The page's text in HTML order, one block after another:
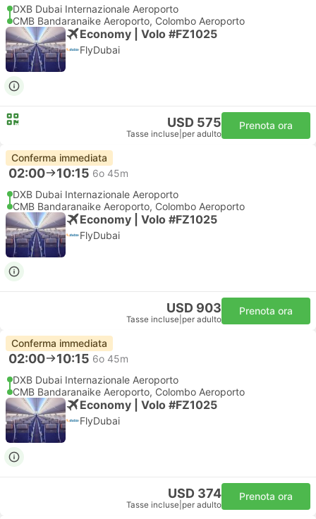
DXB Dubai Internazionale Aeroporto
CMB Bandaranaike Aeroporto, Colombo Aeroporto
Economy | Volo #FZ1025
FlyDubai
USD 575
Tasse incluse per adulto
Prenota ora
Conferma immediata
02:00 10:15 6o 45m
DXB Dubai Internazionale Aeroporto
CMB Bandaranaike Aeroporto, Colombo Aeroporto
Economy | Volo #FZ1025
FlyDubai
USD 903
Tasse incluse per adulto
Prenota ora
Conferma immediata
02:00 10:15 6o 45m
DXB Dubai Internazionale Aeroporto
CMB Bandaranaike Aeroporto, Colombo Aeroporto
Economy | Volo #FZ1025
FlyDubai
USD 374
Tasse incluse per adulto
Prenota ora